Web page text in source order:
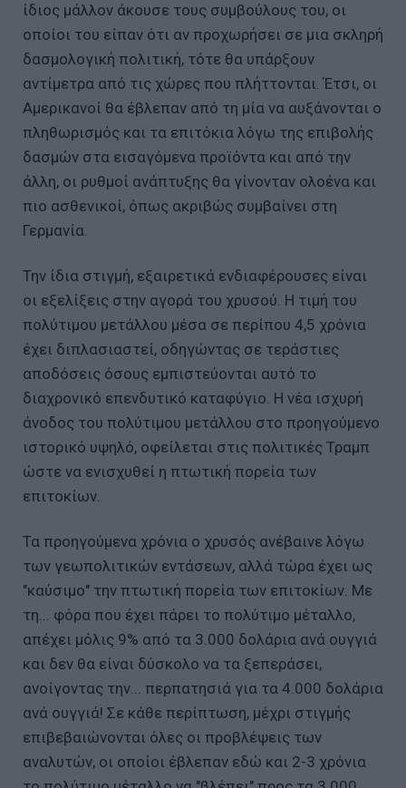
ίδιος μάλλον άκουσε τους συμβούλους του, οι
οποίοι του είπαν ότι αν προχωρήσει σε μια σκληρή
δασμολογική πολιτική, τότε θα υπάρξουν
αντίμετρα από τις χώρες που πλήττονται. Έτσι, οι
Αμερικανοί θα έβλεπαν από τη μία να αυξάνονται ο
πληθωρισμός και τα επιτόκια λόγω της επιβολής
δασμών στα εισαγόμενα προϊόντα και από την
άλλη, οι ρυθμοί ανάπτυξης θα γίνονταν ολοένα και
πιο ασθενικοί, όπως ακριβώς συμβαίνει στη
Γερμανία.
Την ίδια στιγμή, εξαιρετικά ενδιαφέρουσες είναι
οι εξελίξεις στην αγορά του χρυσού. Η τιμή του
πολύτιμου μετάλλου μέσα σε περίπου 4,5 χρόνια
έχει διπλασιαστεί, οδηγώντας σε τεράστιες
αποδόσεις όσους εμπιστεύονται αυτό το
διαχρονικό επενδυτικό καταφύγιο. Η νέα ισχυρή
άνοδος του πολύτιμου μετάλλου στο προηγούμενο
ιστορικό υψηλό, οφείλεται στις πολιτικές Τραμπ
ώστε να ενισχυθεί η πτωτική πορεία των
επιτοκίων.
Τα προηγούμενα χρόνια ο χρυσός ανέβαινε λόγω
των γεωπολιτικών εντάσεων, αλλά τώρα έχει ως
"καύσιμο" την πτωτική πορεία των επιτοκίων. Με
τη... φόρα που έχει πάρει το πολύτιμο μέταλλο,
απέχει μόλις 9% από τα 3.000 δολάρια ανά ουγγιά
και δεν θα είναι δύσκολο να τα ξεπεράσει,
ανοίγοντας την... περπατησιά για τα 4.000 δολάρια
ανά ουγγιά! Σε κάθε περίπτωση, μέχρι στιγμής
επιβεβαιώνονται όλες οι προβλέψεις των
αναλυτών, οι οποίοι έβλεπαν εδώ και 2-3 χρόνια